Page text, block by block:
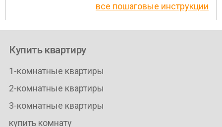
все пошаговые инструкции
Купить квартиру
1-комнатные квартиры
2-комнатные квартиры
3-комнатные квартиры
купить комнату